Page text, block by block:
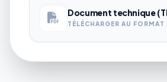
Document technique
TÉLÉCHARGER AU FORMAT